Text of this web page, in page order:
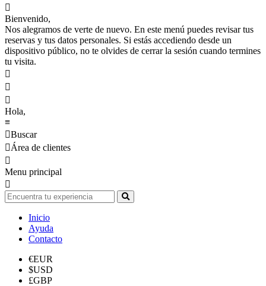

Bienvenido,
Nos alegramos de verte de nuevo. En este menú puedes revisar tus
reservas y tus datos personales. Si estás accediendo desde un
dispositivo público, no te olvides de cerrar la sesión cuando termines
tu visita.



Hola,
≡
Buscar
Área de clientes

Menu principal

Inicio
Ayuda
Contacto
€EUR
$USD
£GBP